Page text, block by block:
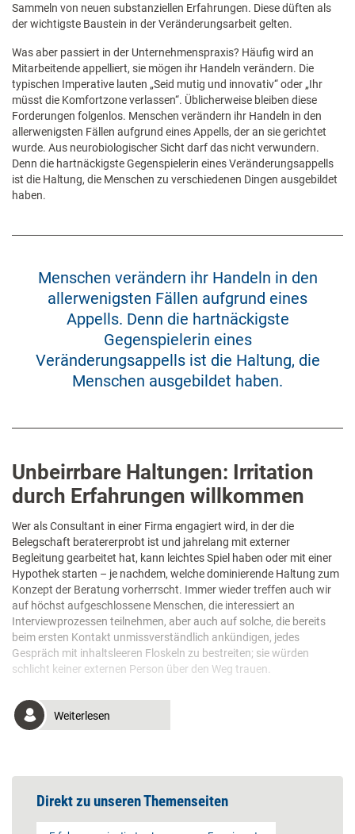
Sammeln von neuen substanziellen Erfahrungen. Diese düften als
der wichtigste Baustein in der Veränderungsarbeit gelten.
Was aber passiert in der Unternehmenspraxis? Häufig wird an
Mitarbeitende appelliert, sie mögen ihr Handeln verändern. Die
typischen Imperative lauten „Seid mutig und innovativ“ oder „Ihr
müsst die Komfortzone verlassen“. Üblicherweise bleiben diese
Forderungen folgenlos. Menschen verändern ihr Handeln in den
allerwenigsten Fällen aufgrund eines Appells, der an sie gerichtet
wurde. Aus neurobiologischer Sicht darf das nicht verwundern.
Denn die hartnäckigste Gegenspielerin eines Veränderungsappells
ist die Haltung, die Menschen zu verschiedenen Dingen ausgebildet
haben.
Menschen verändern ihr Handeln in den
allerwenigsten Fällen aufgrund eines
Appells. Denn die hartnäckigste
Gegenspielerin eines
Veränderungsappells ist die Haltung, die
Menschen ausgebildet haben.
Unbeirrbare Haltungen: Irritation
durch Erfahrungen willkommen
Wer als Consultant in einer Firma engagiert wird, in der die
Belegschaft beratererprobt ist und jahrelang mit externer
Begleitung gearbeitet hat, kann leichtes Spiel haben oder mit einer
Hypothek starten – je nachdem, welche dominierende Haltung zum
Konzept der Beratung vorherrscht. Immer wieder treffen auch wir
auf höchst aufgeschlossene Menschen, die interessiert an
Interviewprozessen teilnehmen, aber auch auf solche, die bereits
beim ersten Kontakt unmissverständlich ankündigen, jedes
Gespräch mit inhaltsleeren Floskeln zu bestreiten; sie würden
schlicht keiner externen Person über den Weg trauen.
Weiterlesen
Direkt zu unseren Themenseiten